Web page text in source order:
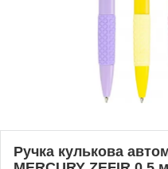
Ручка кулькова